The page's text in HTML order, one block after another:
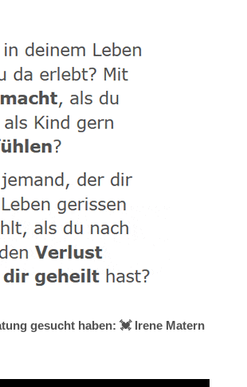
gesucht haben: 💓️ Irene Matern